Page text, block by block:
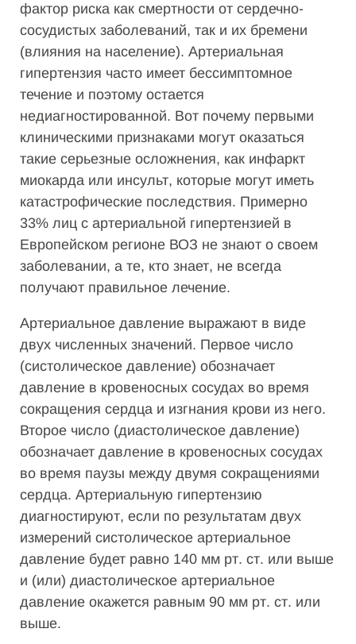
фактор риска как смертности от сердечно-
сосудистых заболеваний, так и их бремени
(влияния на население). Артериальная
гипертензия часто имеет бессимптомное
течение и поэтому остается
недиагностированной. Вот почему первыми
клиническими признаками могут оказаться
такие серьезные осложнения, как инфаркт
миокарда или инсульт, которые могут иметь
катастрофические последствия. Примерно
33% лиц с артериальной гипертензией в
Европейском регионе ВОЗ не знают о своем
заболевании, а те, кто знает, не всегда
получают правильное лечение.
Артериальное давление выражают в виде
двух численных значений. Первое число
(систолическое давление) обозначает
давление в кровеносных сосудах во время
сокращения сердца и изгнания крови из него.
Второе число (диастолическое давление)
обозначает давление в кровеносных сосудах
во время паузы между двумя сокращениями
сердца. Артериальную гипертензию
диагностируют, если по результатам двух
измерений систолическое артериальное
давление будет равно 140 мм рт. ст. или выше
и (или) диастолическое артериальное
давление окажется равным 90 мм рт. ст. или
выше.